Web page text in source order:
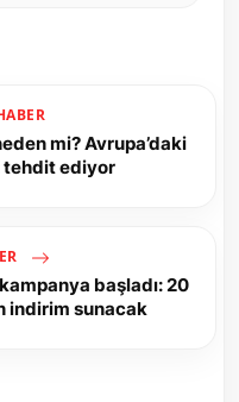
mi? Avrupa’daki
tehdit ediyor
başladı: 20
indirim sunacak